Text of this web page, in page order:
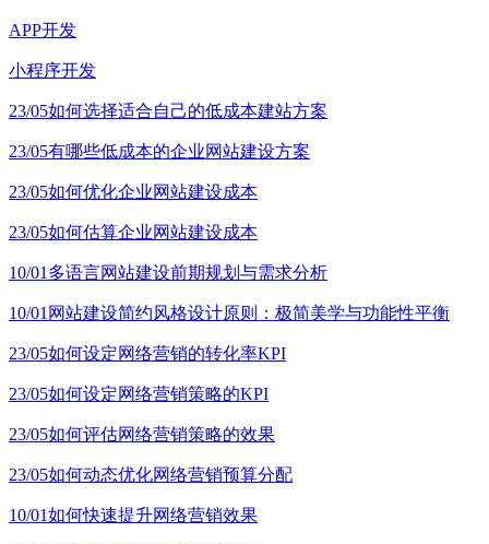
APP开发
小程序开发
23/05如何选择适合自己的低成本建站方案
23/05有哪些低成本的企业网站建设方案
23/05如何优化企业网站建设成本
23/05如何估算企业网站建设成本
10/01 多语言网站建设前期规划与需求分析
10/01 网站建设简约风格设计原则：极简美学与功能性平衡
23/05如何设定网络营销的转化率KPI
23/05如何设定网络营销策略的KPI
23/05如何评估网络营销策略的效果
23/05如何动态优化网络营销预算分配
10/01如何快速提升网络营销效果